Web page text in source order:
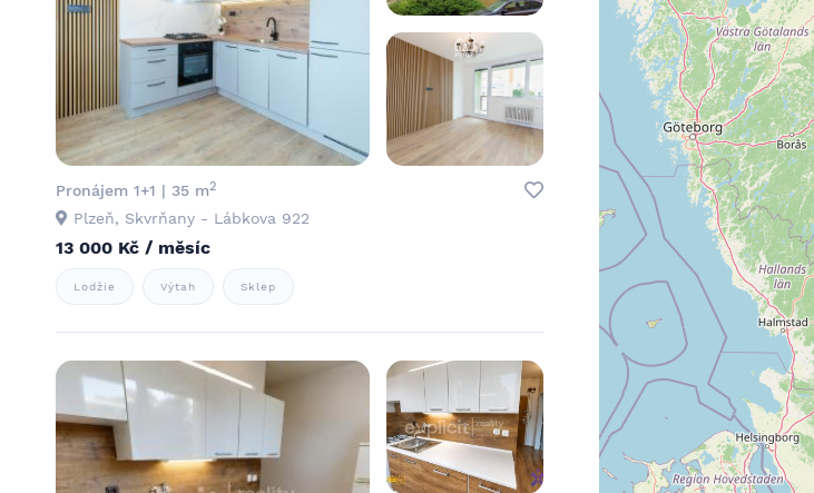
Pronájem 1+1 | 35 m2
Plzeň, Skvrňany - Lábkova 922
13 000 Kč / měsíc
Lodžie Výtah Sklep